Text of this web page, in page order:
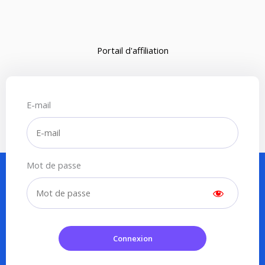
Portail d'affiliation
E-mail
Mot de passe
Connexion